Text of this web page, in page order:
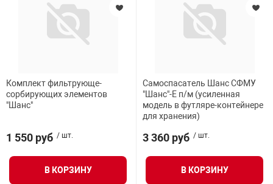
Комплект фильтрующе-
сорбирующих элементов
"Шанс"
1 550 руб / шт.
В КОРЗИНУ
Самоспасатель Шанс СФМУ
"Шанс"-Е п/м (усиленная
модель в футляре-контейнере
для хранения)
3 360 руб / шт.
В КОРЗИНУ